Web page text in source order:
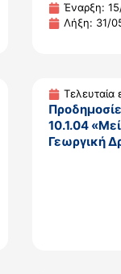
Έναρξη:
Λήξη: 31/
Τελευταία
10.1.04
Γεωργική